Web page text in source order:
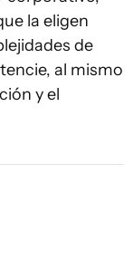
la eligen
de
al mismo
y el